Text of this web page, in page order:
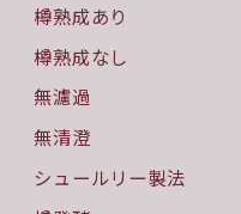
樽熟成あり
樽熟成なし
無濾過
無清澄
シュールリー製法